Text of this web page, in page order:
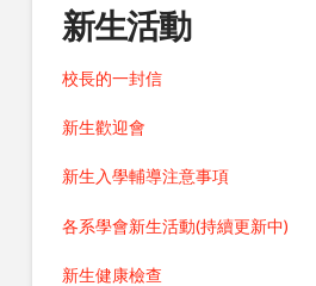
新生活動
校長的一封信
新生歡迎會
新生入學輔導注意事項
各系學會新生活動(持續更新中)
新生健康檢查